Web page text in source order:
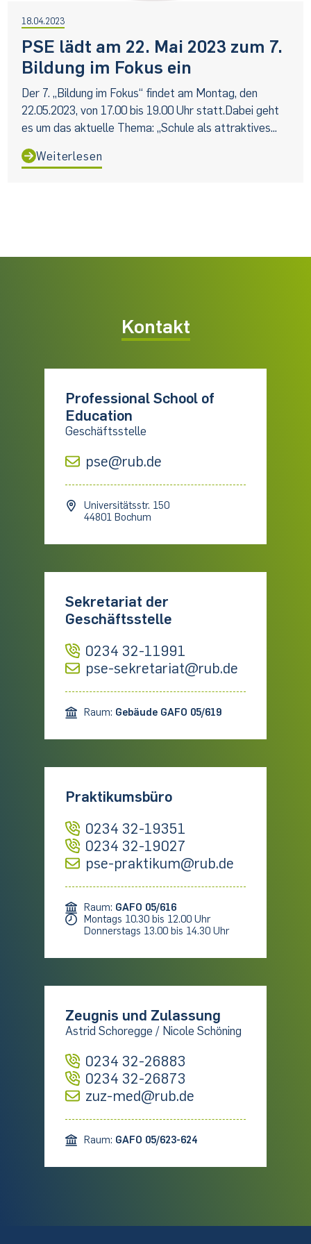
18.04.2023
PSE lädt am 22. Mai 2023 zum 7.
Bildung im Fokus ein
Der 7. „Bildung im Fokus“ findet am Montag, den
22.05.2023, von 17.00 bis 19.00 Uhr statt.Dabei geht
es um das aktuelle Thema: „Schule als attraktives...
Weiterlesen
Kontakt
Professional School of
Education
Geschäftsstelle
pse@rub.de
Universitätsstr. 150
44801 Bochum
Sekretariat der
Geschäftsstelle
0234 32-11991
pse-sekretariat@rub.de
Raum: Gebäude GAFO 05/619
Praktikumsbüro
0234 32-19351
0234 32-19027
pse-praktikum@rub.de
Raum: GAFO 05/616
Montags 10.30 bis 12.00 Uhr
Donnerstags 13.00 bis 14.30 Uhr
Zeugnis und Zulassung
Astrid Schoregge / Nicole Schöning
0234 32-26883
0234 32-26873
zuz-med@rub.de
Raum: GAFO 05/623-624